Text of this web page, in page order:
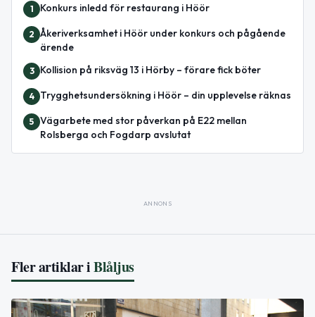
1 Konkurs inledd för restaurang i Höör
2 Åkeriverksamhet i Höör under konkurs och pågående
ärende
3 Kollision på riksväg 13 i Hörby – förare fick böter
4 Trygghetsundersökning i Höör – din upplevelse räknas
5 Vägarbete med stor påverkan på E22 mellan
Rolsberga och Fogdarp avslutat
ANNONS
Fler artiklar iBlåljus